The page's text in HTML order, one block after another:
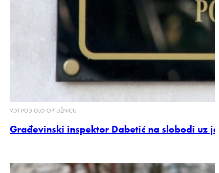
VDT PODIGLO OPTUŽNICU
Građevinski inspektor Dabetić na slobodi uz